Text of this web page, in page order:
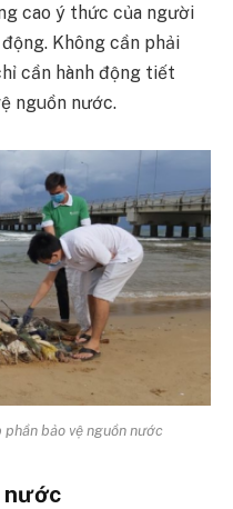
cao ý thức của người
Không cần phải
cần hành động tiết
nguồn nước.
bảo vệ nguồn nước
nước